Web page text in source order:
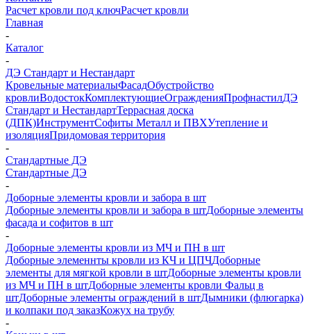
Расчет кровли под ключРасчет кровли
Главная
-
Каталог
-
ДЭ Стандарт и Нестандарт
Кровельные материалыФасадОбустройство
кровлиВодостокКомплектующиеОгражденияПрофнастилДЭ
Стандарт и НестандартТеррасная доска
(ДПК)ИнструментСофиты Металл и ПВХУтепление и
изоляцияПридомовая территория
-
Стандартные ДЭ
Стандартные ДЭ
-
Доборные элементы кровли и забора в шт
Доборные элементы кровли и забора в штДоборные элементы
фасада и софитов в шт
-
Доборные элементы кровли из МЧ и ПН в шт
Доборные элеменнты кровли из КЧ и ЦПЧДоборные
элементы для мягкой кровли в штДоборные элементы кровли
из МЧ и ПН в штДоборные элементы кровли Фальц в
штДоборные элементы ограждений в штДымники (флюгарка)
и колпаки под заказКожух на трубу
-